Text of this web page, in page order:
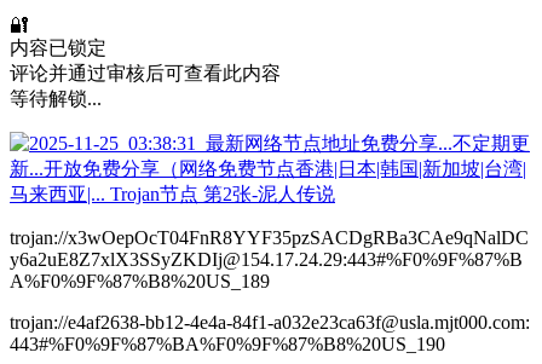
🔐
内容已锁定
评论并通过审核后可查看此内容
等待解锁...
trojan://x3wOepOcT04FnR8YYF35pzSACDgRBa3CAe9qNalDC
y6a2uE8Z7xlX3SSyZKDIj@154.17.24.29:443#%F0%9F%87%B
A%F0%9F%87%B8%20US_189
trojan://e4af2638-bb12-4e4a-84f1-a032e23ca63f@usla.mjt000.com:
443#%F0%9F%87%BA%F0%9F%87%B8%20US_190